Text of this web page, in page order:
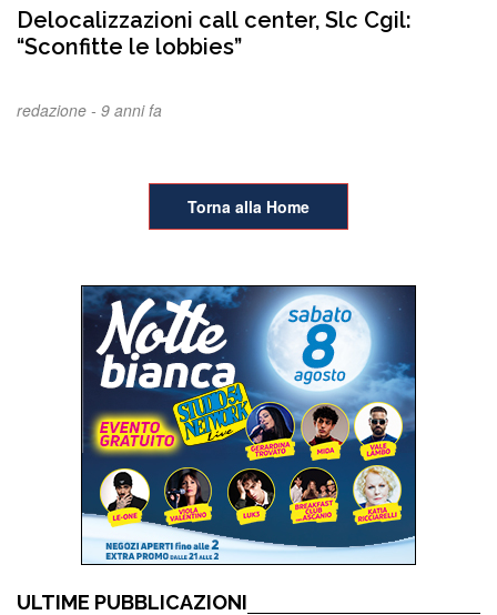
Delocalizzazioni call center, Slc Cgil:
“Sconfitte le lobbies”
redazione - 9 anni fa
Torna alla Home
ULTIME PUBBLICAZIONI